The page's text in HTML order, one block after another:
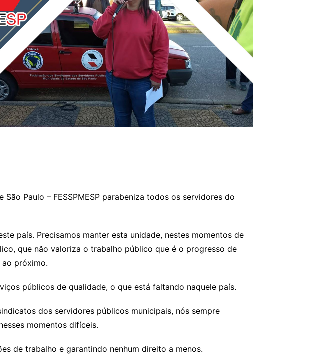
Paulo – FESSPMESP parabeniza todos os servidores do
país. Precisamos manter esta unidade, nestes momentos de
que não valoriza o trabalho público que é o progresso de
ao próximo.
públicos de qualidade, o que está faltando naquele país.
dos servidores públicos municipais, nós sempre
momentos difíceis.
de trabalho e garantindo nenhum direito a menos.